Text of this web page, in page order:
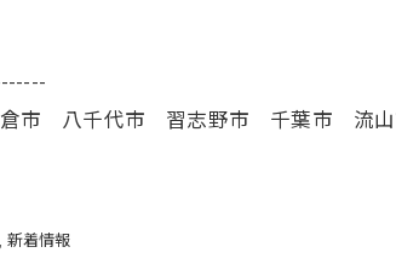
市 八千代市 習志野市 千葉市 流山
新着情報